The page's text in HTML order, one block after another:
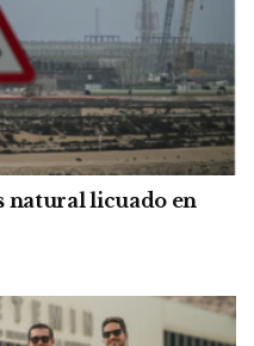
natural licuado en